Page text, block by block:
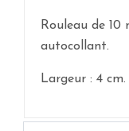
Rouleau de
autocollant.
Largeur : 4 cm.